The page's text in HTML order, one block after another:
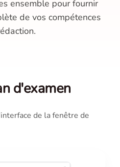
ensemble pour fournir
de vos compétences
d'examen
de la fenêtre de